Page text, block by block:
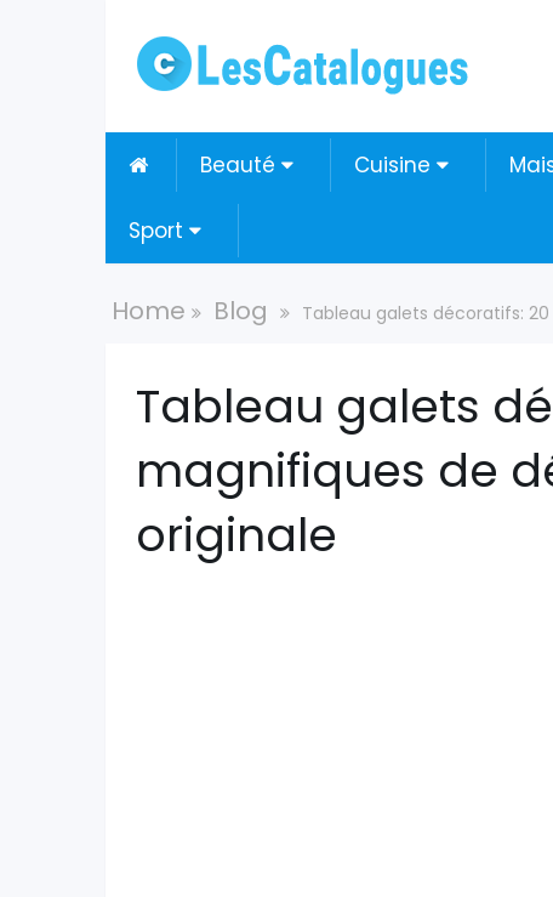
 Beauté Cuisine
Sport
Home Blog Tableau galets décoratifs:
Tableau galets
magnifiques de
originale